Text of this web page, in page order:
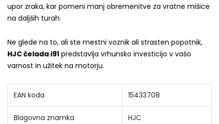
upor zraka, kar pomeni manj obremenitve za vratne mišice
na daljših turah.
Ne glede na to, ali ste mestni voznik ali strasten popotnik,
HJC čelada i91 predstavlja vrhunsko investicijo v vašo
varnost in užitek na motorju.
EAN koda 15433708
Blagovna znamka HJC